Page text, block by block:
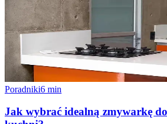
Poradniki6 min
Jak wybrać idealną zmywarkę